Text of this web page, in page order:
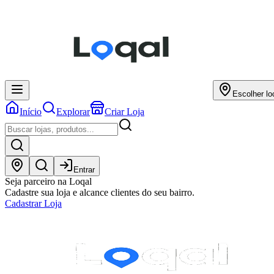
Escolher
Início Explorar Criar Loja
Entrar
Seja parceiro na Loqal
Cadastre sua loja e alcance clientes do seu bairro.
Cadastrar Loja